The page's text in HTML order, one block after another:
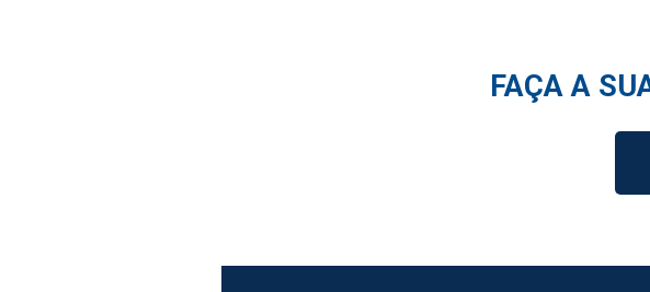
FAÇA A SUA